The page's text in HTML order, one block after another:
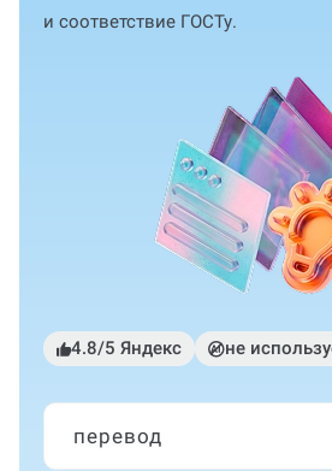
и соответствие ГОСТу.
4.8/5 Яндекс не
перевод